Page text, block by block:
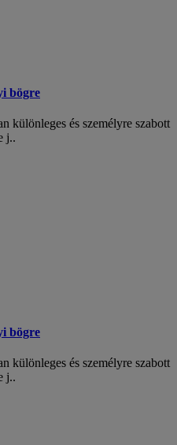
bögre
különleges és személyre szabott
j..
bögre
különleges és személyre szabott
j..